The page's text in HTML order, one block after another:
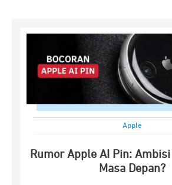
Apple
Rumor Apple AI Pin: Ambisi
Masa Depan?